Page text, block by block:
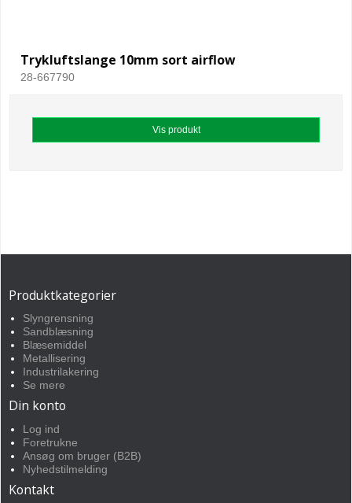
Trykluftslange 10mm sort airflow
28-667790
Vis produkt
Produktkategorier
Slyngrensning
Sandblæsning
Blæsemiddel
Metallisering
Industrilakering
Se mere
Din konto
Log ind
Foretrukne
Ansøg om bruger (B2B)
Nyhedstilmelding
Kontakt